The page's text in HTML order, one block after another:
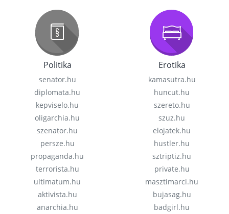
Politika
senator.hu
diplomata.hu
kepviselo.hu
oligarchia.hu
szenator.hu
persze.hu
propaganda.hu
terrorista.hu
ultimatum.hu
aktivista.hu
anarchia.hu
Erotika
kamasutra.hu
huncut.hu
szereto.hu
szuz.hu
elojatek.hu
hustler.hu
sztriptiz.hu
private.hu
masztimarci.hu
bujasag.hu
badgirl.hu